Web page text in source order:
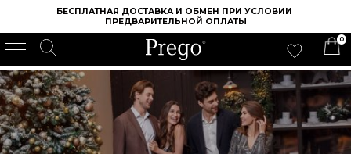
БЕСПЛАТНАЯ ДОСТАВКА И ОБМЕН ПРИ УСЛОВИИ
ПРЕДВАРИТЕЛЬНОЙ ОПЛАТЫ
0
ИНТЕРНЕТ МАГАЗИН ОБУВИ PREGO / БЛОГ
В ЧЕМ ВСТРЕЧАТЬ НОВЫЙ ГОД 2021